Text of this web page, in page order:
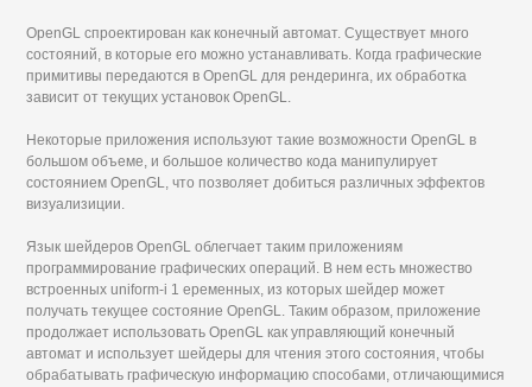
OpenGL спроектирован как конечный автомат. Существует много
состояний, в которые его можно устанавливать. Когда графические
примитивы передаются в OpenGL для рендеринга, их обработка
зависит от текущих установок OpenGL.
Некоторые приложения используют такие возможности OpenGL в
большом объеме, и большое количество кода манипулирует
состоянием OpenGL, что позволяет добиться различных эффектов
визуализиции.
Язык шейдеров OpenGL облегчает таким приложениям
программирование графических операций. В нем есть множество
встроенных uniform-i 1 еременных, из которых шейдер может
получать текущее состояние OpenGL. Таким образом, приложение
продолжает использовать OpenGL как управляющий конечный
автомат и использует шейдеры для чтения этого состояния, чтобы
обрабатывать графическую информацию способами, отличающимися